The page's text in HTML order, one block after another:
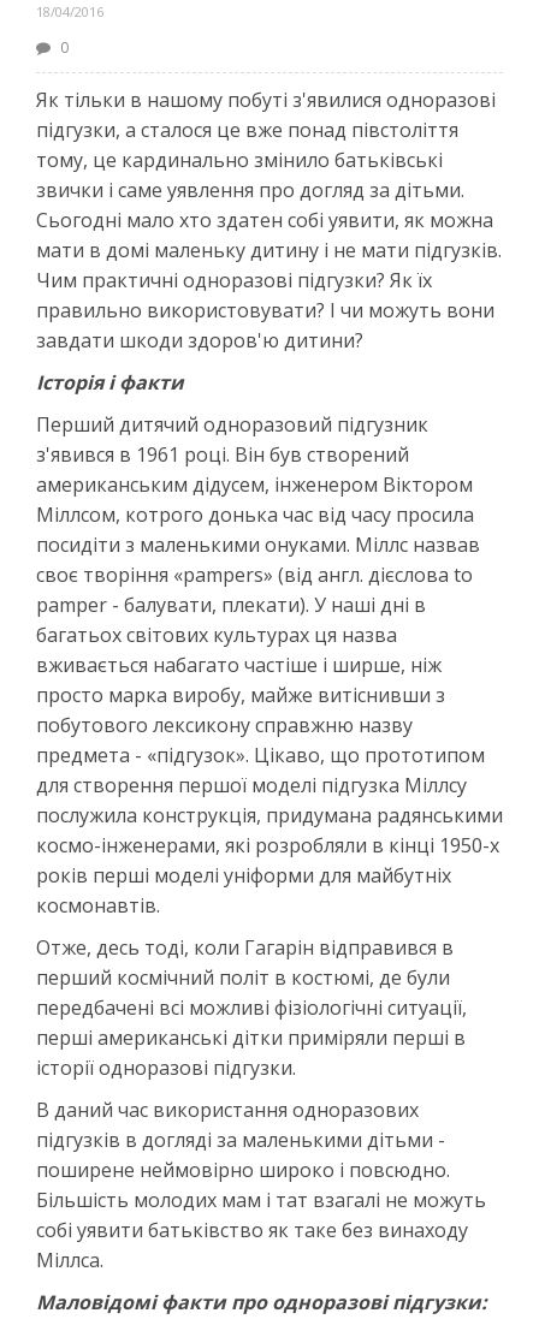
18/04/2016
0
Як тільки в нашому побуті з'явилися одноразові
підгузки, а сталося це вже понад півстоліття
тому, це кардинально змінило батьківські
звички і саме уявлення про догляд за дітьми.
Сьогодні мало хто здатен собі уявити, як можна
мати в домі маленьку дитину і не мати підгузків.
Чим практичні одноразові підгузки? Як їх
правильно використовувати? І чи можуть вони
завдати шкоди здоров'ю дитини?
Історія і факти
Перший дитячий одноразовий підгузник
з'явився в 1961 році. Він був створений
американським дідусем, інженером Віктором
Міллсом, котрого донька час від часу просила
посидіти з маленькими онуками. Міллс назвав
своє творіння «pampers» (від англ. дієслова to
pamper - балувати, плекати). У наші дні в
багатьох світових культурах ця назва
вживається набагато частіше і ширше, ніж
просто марка виробу, майже витіснивши з
побутового лексикону справжню назву
предмета - «підгузок». Цікаво, що прототипом
для створення першої моделі підгузка Міллсу
послужила конструкція, придумана радянськими
космо-інженерами, які розробляли в кінці 1950-х
років перші моделі уніформи для майбутніх
космонавтів.
Отже, десь тоді, коли Гагарін відправився в
перший космічний політ в костюмі, де були
передбачені всі можливі фізіологічні ситуації,
перші американські дітки приміряли перші в
історії одноразові підгузки.
В даний час використання одноразових
підгузків в догляді за маленькими дітьми -
поширене неймовірно широко і повсюдно.
Більшість молодих мам і тат взагалі не можуть
собі уявити батьківство як таке без винаходу
Міллса.
Маловідомі факти про одноразові підгузки: